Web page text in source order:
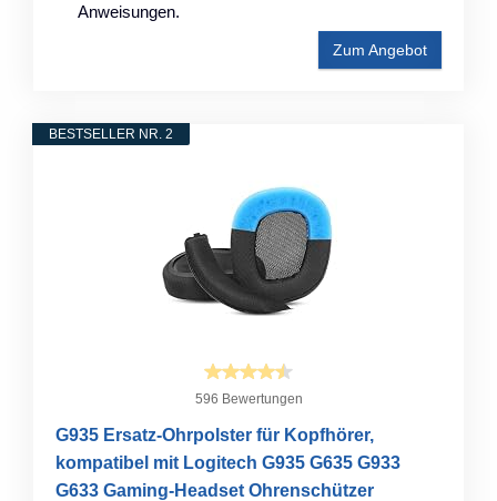
Anweisungen.
Zum Angebot
BESTSELLER NR. 2
596 Bewertungen
G935 Ersatz-Ohrpolster für Kopfhörer,
kompatibel mit Logitech G935 G635 G933
G633 Gaming-Headset Ohrenschützer